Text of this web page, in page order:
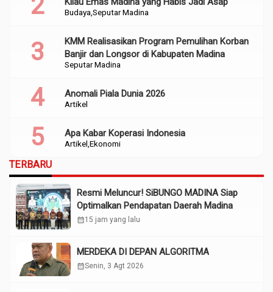
Budaya Seputar Madina
Seputar Madina
KMM Realisasikan Program Pemulihan Korban
Banjir dan Longsor di Kabupaten Madina
Artikel
Anomali Piala Dunia 2026
Artikel Ekonomi
Apa Kabar Koperasi Indonesia
TERBARU
Resmi Meluncur! SiBUNGO MADINA Siap
Optimalkan Pendapatan Daerah Madina
calendar_month15 jam yang lalu
MERDEKA DI DEPAN ALGORITMA
calendar_monthSenin, 3 Agt 2026